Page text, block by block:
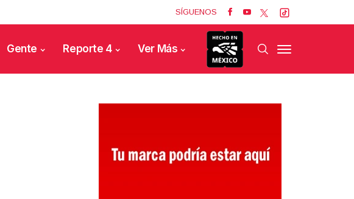
SÍGUENOS
Gente Reporte 4 Ver Más